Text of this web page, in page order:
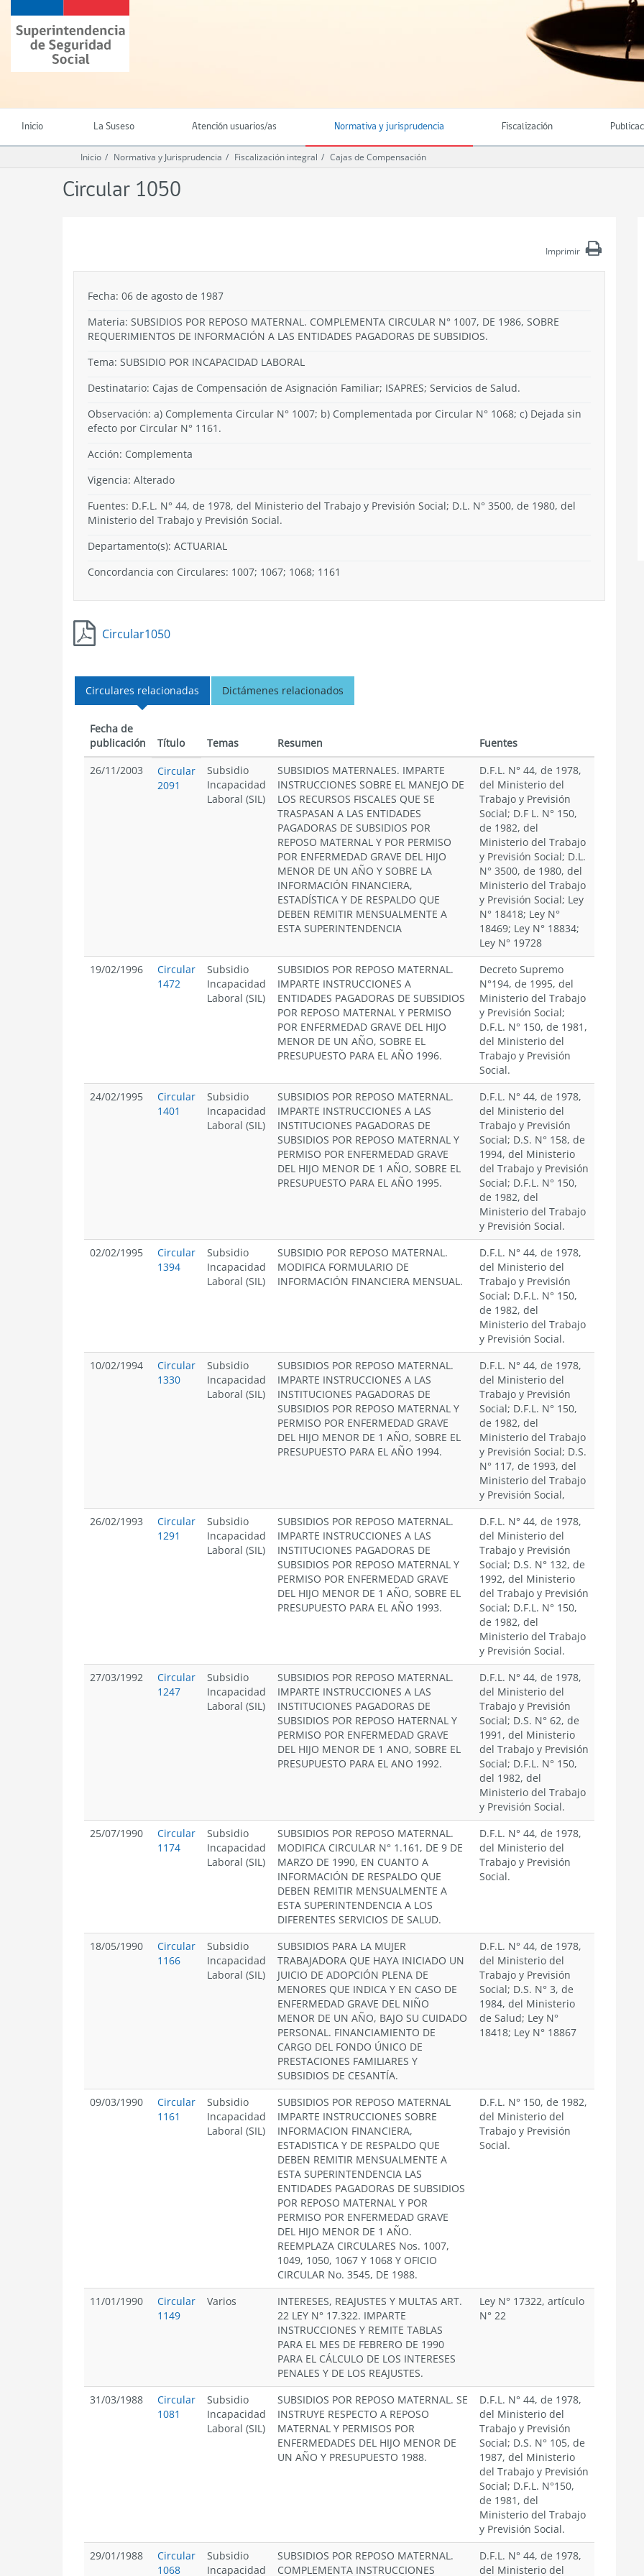
contenido
principal
Superintendencia
de
Seguridad
(SUSESO)
Chile
Inicio La Suseso Atención usuarios/as Normativa y jurisprudencia Fiscalización
Inicio Normativa y Jurisprudencia Fiscalización integral Cajas de Compensación
Circular 1050
Imprimir
Fecha: 06 de agosto de 1987
Materia: SUBSIDIOS POR REPOSO MATERNAL. COMPLEMENTA CIRCULAR N° 1007, DE 1986, SOBRE
REQUERIMIENTOS DE INFORMACIÓN A LAS ENTIDADES PAGADORAS DE SUBSIDIOS.
Tema: SUBSIDIO POR INCAPACIDAD LABORAL
Destinatario: Cajas de Compensación de Asignación Familiar; ISAPRES; Servicios de Salud.
Observación: a) Complementa Circular N° 1007; b) Complementada por Circular N° 1068; c) Dejada sin
efecto por Circular N° 1161.
Acción: Complementa
Vigencia: Alterado
Fuentes: D.F.L. N° 44, de 1978, del Ministerio del Trabajo y Previsión Social; D.L. N° 3500, de 1980, del
Ministerio del Trabajo y Previsión Social.
Departamento(s): ACTUARIAL
Concordancia con Circulares: 1007; 1067; 1068; 1161
Circular1050
Circulares relacionadas Dictámenes relacionados
Fecha de
publicación
Título Temas Resumen
Fuentes
26/11/2003
Circular
2091
Subsidio
Incapacidad
Laboral (SIL)
SUBSIDIOS MATERNALES. IMPARTE
INSTRUCCIONES SOBRE EL MANEJO DE
LOS RECURSOS FISCALES QUE SE
TRASPASAN A LAS ENTIDADES
PAGADORAS DE SUBSIDIOS POR
REPOSO MATERNAL Y POR PERMISO
POR ENFERMEDAD GRAVE DEL HIJO
MENOR DE UN AÑO Y SOBRE LA
INFORMACIÓN FINANCIERA,
ESTADÍSTICA Y DE RESPALDO QUE
DEBEN REMITIR MENSUALMENTE A
ESTA SUPERINTENDENCIA
D.F.L. N° 44, de 1978,
del Ministerio del
Trabajo y Previsión
Social; D.F L. N° 150,
de 1982, del
Ministerio del Trabajo
y Previsión Social; D.L.
N° 3500, de 1980, del
Ministerio del Trabajo
y Previsión Social; Ley
N° 18418; Ley N°
18469; Ley N° 18834;
Ley N° 19728
19/02/1996
Circular
1472
Subsidio
Incapacidad
Laboral (SIL)
SUBSIDIOS POR REPOSO MATERNAL.
IMPARTE INSTRUCCIONES A
ENTIDADES PAGADORAS DE SUBSIDIOS
POR REPOSO MATERNAL Y PERMISO
POR ENFERMEDAD GRAVE DEL HIJO
MENOR DE UN AÑO, SOBRE EL
PRESUPUESTO PARA EL AÑO 1996.
Decreto Supremo
N°194, de 1995, del
Ministerio del Trabajo
y Previsión Social;
D.F.L. N° 150, de 1981,
del Ministerio del
Trabajo y Previsión
Social.
24/02/1995
Circular
1401
Subsidio
Incapacidad
Laboral (SIL)
SUBSIDIOS POR REPOSO MATERNAL.
IMPARTE INSTRUCCIONES A LAS
INSTITUCIONES PAGADORAS DE
SUBSIDIOS POR REPOSO MATERNAL Y
PERMISO POR ENFERMEDAD GRAVE
DEL HIJO MENOR DE 1 AÑO, SOBRE EL
PRESUPUESTO PARA EL AÑO 1995.
D.F.L. N° 44, de 1978,
del Ministerio del
Trabajo y Previsión
Social; D.S. N° 158, de
1994, del Ministerio
del Trabajo y Previsión
Social; D.F.L. N° 150,
de 1982, del
Ministerio del Trabajo
y Previsión Social.
02/02/1995
Circular
1394
Subsidio
Incapacidad
Laboral (SIL)
SUBSIDIO POR REPOSO MATERNAL.
MODIFICA FORMULARIO DE
INFORMACIÓN FINANCIERA MENSUAL.
D.F.L. N° 44, de 1978,
del Ministerio del
Trabajo y Previsión
Social; D.F.L. N° 150,
de 1982, del
Ministerio del Trabajo
y Previsión Social.
10/02/1994
Circular
1330
Subsidio
Incapacidad
Laboral (SIL)
SUBSIDIOS POR REPOSO MATERNAL.
IMPARTE INSTRUCCIONES A LAS
INSTITUCIONES PAGADORAS DE
SUBSIDIOS POR REPOSO MATERNAL Y
PERMISO POR ENFERMEDAD GRAVE
DEL HIJO MENOR DE 1 AÑO, SOBRE EL
PRESUPUESTO PARA EL AÑO 1994.
D.F.L. N° 44, de 1978,
del Ministerio del
Trabajo y Previsión
Social; D.F.L. N° 150,
de 1982, del
Ministerio del Trabajo
y Previsión Social; D.S.
N° 117, de 1993, del
Ministerio del Trabajo
y Previsión Social,
26/02/1993
Circular
1291
Subsidio
Incapacidad
Laboral (SIL)
SUBSIDIOS POR REPOSO MATERNAL.
IMPARTE INSTRUCCIONES A LAS
INSTITUCIONES PAGADORAS DE
SUBSIDIOS POR REPOSO MATERNAL Y
PERMISO POR ENFERMEDAD GRAVE
DEL HIJO MENOR DE 1 AÑO, SOBRE EL
PRESUPUESTO PARA EL AÑO 1993.
D.F.L. N° 44, de 1978,
del Ministerio del
Trabajo y Previsión
Social; D.S. N° 132, de
1992, del Ministerio
del Trabajo y Previsión
Social; D.F.L. N° 150,
de 1982, del
Ministerio del Trabajo
y Previsión Social.
27/03/1992
Circular
1247
Subsidio
Incapacidad
Laboral (SIL)
SUBSIDIOS POR REPOSO MATERNAL.
IMPARTE INSTRUCCIONES A LAS
INSTITUCIONES PAGADORAS DE
SUBSIDIOS POR REPOSO HATERNAL Y
PERMISO POR ENFERMEDAD GRAVE
DEL HIJO MENOR DE 1 ANO, SOBRE EL
PRESUPUESTO PARA EL ANO 1992.
D.F.L. N° 44, de 1978,
del Ministerio del
Trabajo y Previsión
Social; D.S. N° 62, de
1991, del Ministerio
del Trabajo y Previsión
Social; D.F.L. N° 150,
del 1982, del
Ministerio del Trabajo
y Previsión Social.
25/07/1990
Circular
1174
Subsidio
Incapacidad
Laboral (SIL)
SUBSIDIOS POR REPOSO MATERNAL.
MODIFICA CIRCULAR N° 1.161, DE 9 DE
MARZO DE 1990, EN CUANTO A
INFORMACIÓN DE RESPALDO QUE
DEBEN REMITIR MENSUALMENTE A
ESTA SUPERINTENDENCIA A LOS
DIFERENTES SERVICIOS DE SALUD.
D.F.L. N° 44, de 1978,
del Ministerio del
Trabajo y Previsión
Social.
18/05/1990
Circular
1166
Subsidio
Incapacidad
Laboral (SIL)
SUBSIDIOS PARA LA MUJER
TRABAJADORA QUE HAYA INICIADO UN
JUICIO DE ADOPCIÓN PLENA DE
MENORES QUE INDICA Y EN CASO DE
ENFERMEDAD GRAVE DEL NIÑO
MENOR DE UN AÑO, BAJO SU CUIDADO
PERSONAL. FINANCIAMIENTO DE
CARGO DEL FONDO ÚNICO DE
PRESTACIONES FAMILIARES Y
SUBSIDIOS DE CESANTÍA.
D.F.L. N° 44, de 1978,
del Ministerio del
Trabajo y Previsión
Social; D.S. N° 3, de
1984, del Ministerio
de Salud; Ley N°
18418; Ley N° 18867
09/03/1990
Circular
1161
Subsidio
Incapacidad
Laboral (SIL)
SUBSIDIOS POR REPOSO MATERNAL
IMPARTE INSTRUCCIONES SOBRE
INFORMACION FINANCIERA,
ESTADISTICA Y DE RESPALDO QUE
DEBEN REMITIR MENSUALMENTE A
ESTA SUPERINTENDENCIA LAS
ENTIDADES PAGADORAS DE SUBSIDIOS
POR REPOSO MATERNAL Y POR
PERMISO POR ENFERMEDAD GRAVE
DEL HIJO MENOR DE 1 AÑO.
REEMPLAZA CIRCULARES Nos. 1007,
1049, 1050, 1067 Y 1068 Y OFICIO
CIRCULAR No. 3545, DE 1988.
D.F.L. N° 150, de 1982,
del Ministerio del
Trabajo y Previsión
Social.
11/01/1990
Circular
1149
Varios
INTERESES, REAJUSTES Y MULTAS ART.
22 LEY N° 17.322. IMPARTE
INSTRUCCIONES Y REMITE TABLAS
PARA EL MES DE FEBRERO DE 1990
PARA EL CÁLCULO DE LOS INTERESES
PENALES Y DE LOS REAJUSTES.
Ley N° 17322, artículo
N° 22
31/03/1988
Circular
1081
Subsidio
Incapacidad
Laboral (SIL)
SUBSIDIOS POR REPOSO MATERNAL. SE
INSTRUYE RESPECTO A REPOSO
MATERNAL Y PERMISOS POR
ENFERMEDADES DEL HIJO MENOR DE
UN AÑO Y PRESUPUESTO 1988.
D.F.L. N° 44, de 1978,
del Ministerio del
Trabajo y Previsión
Social; D.S. N° 105, de
1987, del Ministerio
del Trabajo y Previsión
Social; D.F.L. N°150,
de 1981, del
Ministerio del Trabajo
y Previsión Social.
29/01/1988
Circular
1068
Subsidio
Incapacidad
SUBSIDIOS POR REPOSO MATERNAL.
COMPLEMENTA INSTRUCCIONES
D.F.L. N° 44, de 1978,
del Ministerio del